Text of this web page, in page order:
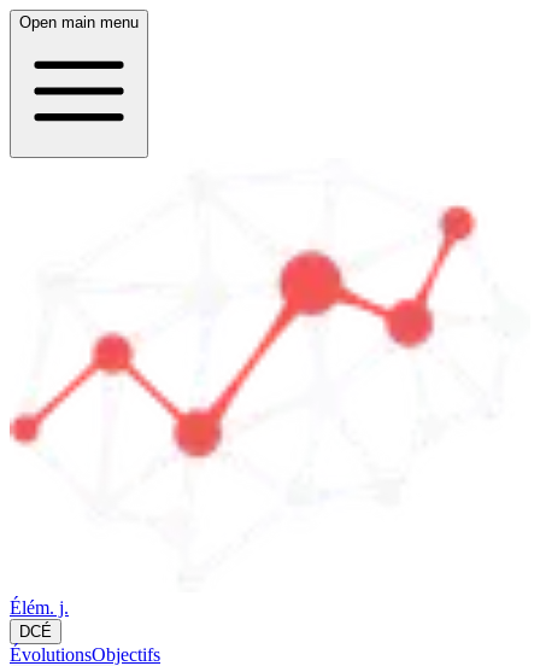
Open main menu
Élém. j.
DCÉ
ÉvolutionsObjectifs